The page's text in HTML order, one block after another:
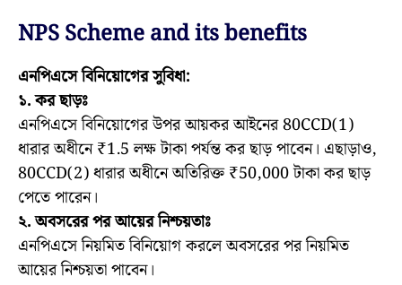
NPS Scheme and its benefits
এনপিএসে বিনিয়োগের সুবিধা:
১. কর ছাড়ঃ
এনপিএসে বিনিয়োগের উপর আয়কর আইনের 80CCD(1)
ধারার অধীনে ₹1.5 লক্ষ টাকা পর্যন্ত কর ছাড় পাবেন। এছাড়াও,
80CCD(2) ধারার অধীনে অতিরিক্ত ₹50,000 টাকা কর ছাড়
পেতে পারেন।
২. অবসরের পর আয়ের নিশ্চয়তাঃ
এনপিএসে নিয়মিত বিনিয়োগ করলে অবসরের পর নিয়মিত
আয়ের নিশ্চয়তা পাবেন।